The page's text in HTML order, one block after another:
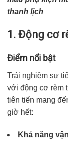
thanh lịch
1. Động cơ
Điểm nổi bật
Trải nghiệm sự
với động cơ rèm
tiên tiến mang
giờ hết:
Khả năng